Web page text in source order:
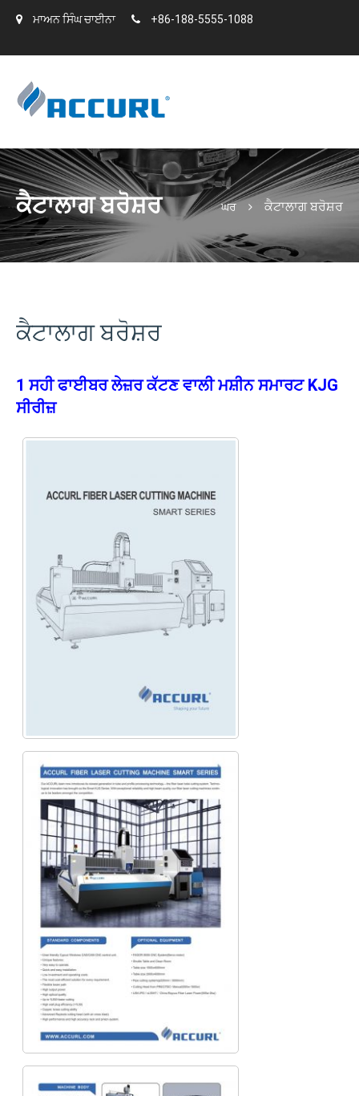
ਮਾਅਨ ਸਿੰਘ ਚਾਈਨਾ +86-188-5555-1088
ਕੈਟਾਲਾਗ ਬਰੋਸ਼ਰ ਘਰ ਕੈਟਾਲਾਗ ਬਰੋਸ਼ਰ
ਕੈਟਾਲਾਗ ਬਰੋਸ਼ਰ
1 ਸਹੀ ਫਾਈਬਰ ਲੇਜ਼ਰ ਕੱਟਣ ਵਾਲੀ ਮਸ਼ੀਨ ਸਮਾਰਟ KJG
ਸੀਰੀਜ਼